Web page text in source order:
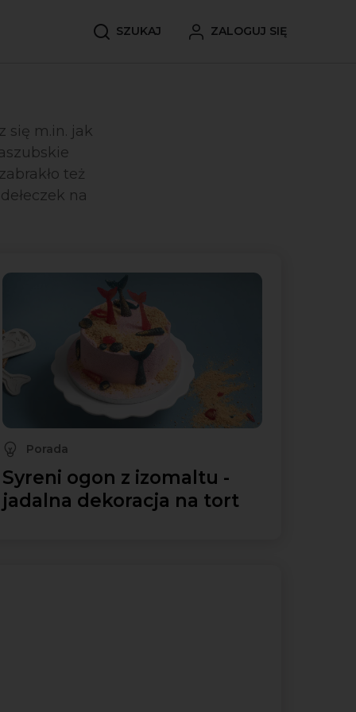
SZUKAJ ZALOGUJ SIĘ
się m.in. jak
też
na
Porada
Syreni ogon z izomaltu -
jadalna dekoracja na tort